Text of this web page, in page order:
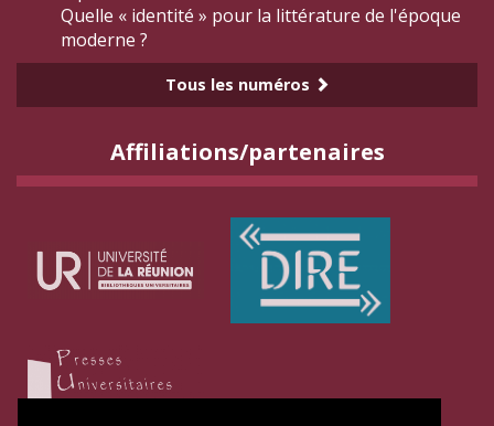
Quelle « identité » pour la littérature de l'époque
moderne ?
Tous les numéros
Affiliations/partenaires